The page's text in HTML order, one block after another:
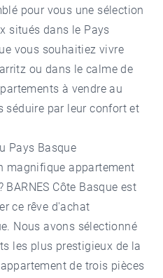
pour vous une sélection
situés dans le Pays
vous souhaitiez vivre
ou dans le calme de
à vendre au
séduire par leur confort et
Pays Basque
magnifique appartement
Côte Basque est
ce rêve d'achat
. Nous avons sélectionné
les plus prestigieux de la
de trois pièces